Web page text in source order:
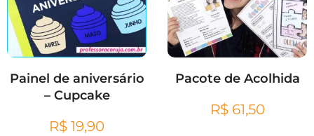
Painel de aniversário
– Cupcake
R$ 19,90
Pacote de Acolhida
R$61,50